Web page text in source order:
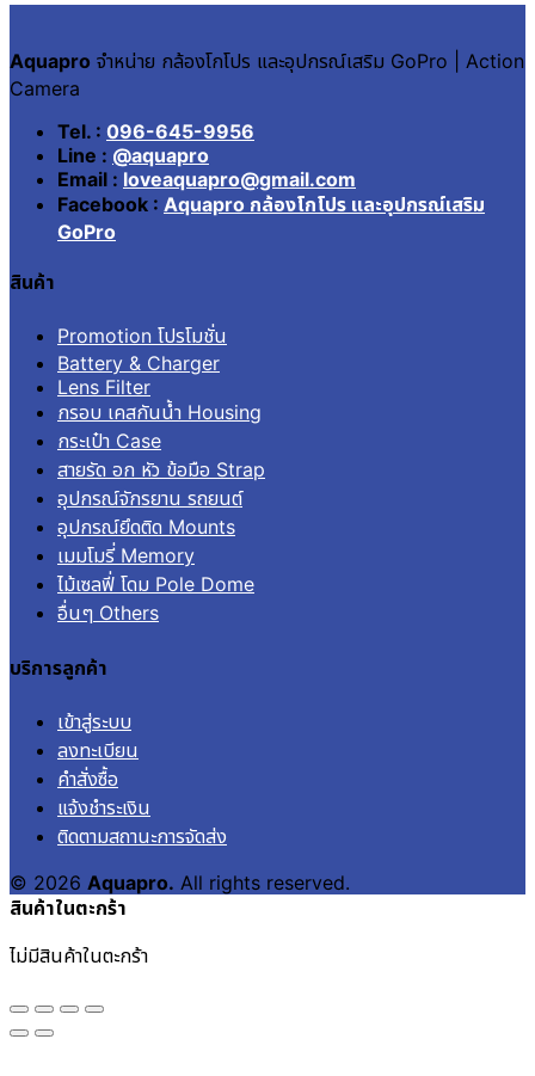
Aquapro จำหน่าย กล้องโกโปร และอุปกรณ์เสริม GoPro | Action
Camera
Tel. : 096-645-9956
Line : @aquapro
Email : loveaquapro@gmail.com
Facebook : Aquapro กล้องโกโปร และอุปกรณ์เสริม
GoPro
สินค้า
Promotion โปรโมชั่น
Battery & Charger
Lens Filter
กรอบ เคสกันน้ำ Housing
กระเป๋า Case
สายรัด อก หัว ข้อมือ Strap
อุปกรณ์จักรยาน รถยนต์
อุปกรณ์ยึดติด Mounts
เมมโมรี่ Memory
ไม้เซลฟี่ โดม Pole Dome
อื่นๆ Others
บริการลูกค้า
เข้าสู่ระบบ
ลงทะเบียน
คำสั่งซื้อ
แจ้งชำระเงิน
ติดตามสถานะการจัดส่ง
© 2026 Aquapro. All rights reserved.
สินค้าในตะกร้า
ไม่มีสินค้าในตะกร้า